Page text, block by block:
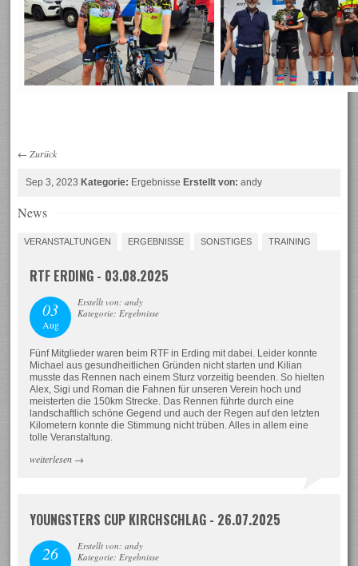
← Zurück
Sep 3, 2023Kategorie: ErgebnisseErstellt von: andy
News
VERANSTALTUNGEN ERGEBNISSE SONSTIGES TRAINING
RTF ERDING - 03.08.2025
03
Aug
Erstellt von: andy
Kategorie: Ergebnisse
Fünf Mitglieder waren beim RTF in Erding mit dabei. Leider konnte
Michael aus gesundheitlichen Gründen nicht starten und Kilian
musste das Rennen nach einem Sturz vorzeitig beenden. So hielten
Alex, Sigi und Roman die Fahnen für unseren Verein hoch und
meisterten die 150km Strecke. Das Rennen führte durch eine
landschaftlich schöne Gegend und auch der Regen auf den letzten
Kilometern konnte die Stimmung nicht trüben. Alles in allem eine
tolle Veranstaltung.
weiterlesen →
YOUNGSTERS CUP KIRCHSCHLAG - 26.07.2025
26
Erstellt von: andy
Kategorie: Ergebnisse